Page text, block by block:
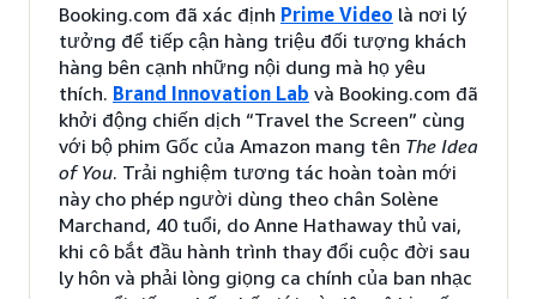
Booking.com đã xác định Prime Video là nơi lý
tưởng để tiếp cận hàng triệu đối tượng khách
hàng bên cạnh những nội dung mà họ yêu
thích. Brand Innovation Lab và Booking.com đã
khởi động chiến dịch “Travel the Screen” cùng
với bộ phim Gốc của Amazon mang tên The Idea
of You. Trải nghiệm tương tác hoàn toàn mới
này cho phép người dùng theo chân Solène
Marchand, 40 tuổi, do Anne Hathaway thủ vai,
khi cô bắt đầu hành trình thay đổi cuộc đời sau
ly hôn và phải lòng giọng ca chính của ban nhạc